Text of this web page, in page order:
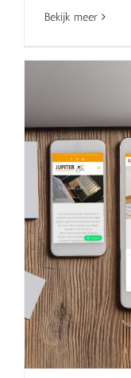
Bekijk meer